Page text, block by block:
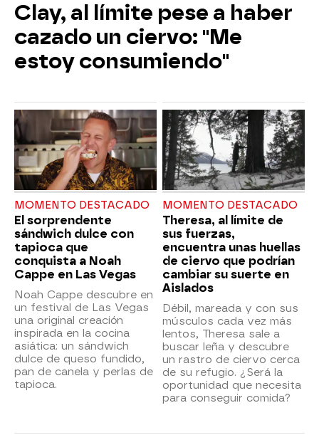
Clay, al límite pese a haber
cazado un ciervo: "Me
estoy consumiendo"
MOMENTO DESTACADO
El sorprendente
sándwich dulce con
tapioca que
conquista a Noah
Cappe en Las Vegas
Noah Cappe descubre en
un festival de Las Vegas
una original creación
inspirada en la cocina
asiática: un sándwich
dulce de queso fundido,
pan de canela y perlas de
tapioca.
MOMENTO DESTACADO
Theresa, al límite de
sus fuerzas,
encuentra unas huellas
de ciervo que podrían
cambiar su suerte en
Aislados
Débil, mareada y con sus
músculos cada vez más
lentos, Theresa sale a
buscar leña y descubre
un rastro de ciervo cerca
de su refugio. ¿Será la
oportunidad que necesita
para conseguir comida?